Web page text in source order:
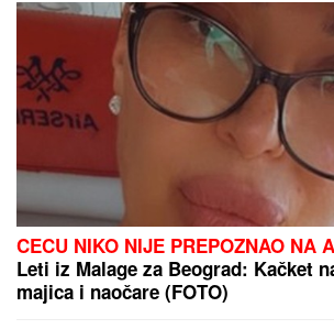
SRPSKI DERBI U
EVROPE:Naši
reprezentativci
svoje timove u
na grupnu fazu